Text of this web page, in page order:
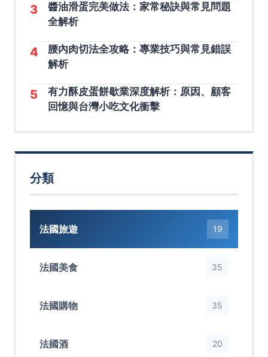
3
醬油滑蛋完美做法：家常秘訣與常見問題
全解析
4
腰內肉切法全攻略：專業技巧與常見錯誤
解析
5
有力酥皮蛋餅歇業深度解析：原因、顧客
回憶與台灣小吃文化衝擊
分類
法國旅遊 19
法國美食 35
法國購物 35
法國酒 20